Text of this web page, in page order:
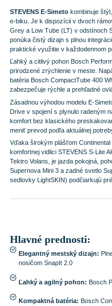
STEVENS E-Simetokombinuje
e-biku. Je k dispozícii v dvoch
Grey a Low Tube (LT) v odstínoch
ponúka čistý dizajn s plnou
praktické využitie v každodennom
Ľahký a citlivý pohon Bosch
prirodzené zrýchlenie v meste.
batéria Bosch CompactTube 400
zabezpečuje rýchle a prehľadné
Zásadnou výhodou modelu E-
Drive v spojení s plynulo radeným
komfort bez klasického
meniť prevod podľa aktuálnej
Vďaka širokým plášťom
komfortnej vidlici STEVENS S-Lite
Tektro Volans, je jazda pokojná,
Supernova Mini 3 a zadné svetlo
sedlovky LightSKIN) podčiarkujú
Hlavné prednosti:
Elegantný mestský dizajn:
nosičom SnapIt 2.0
Ľahký a agilný pohon: Bosch
Kompaktná batéria: Bosch